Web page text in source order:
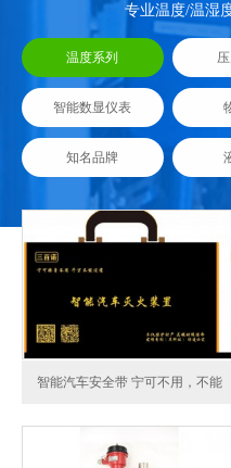
专业温度/温湿
温度系列
智能数显仪表
知名品牌
智能汽车安全带 宁可不用，不能
没有